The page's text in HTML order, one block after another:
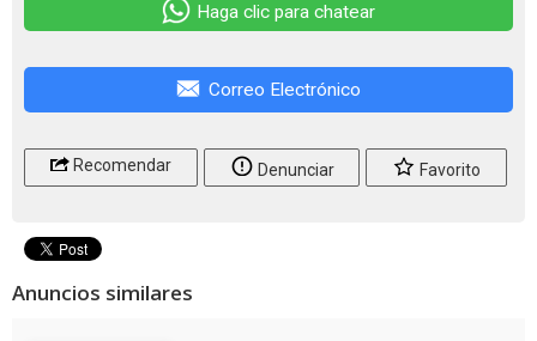
Haga clic para chatear
Correo Electrónico
Recomendar Denunciar Favorito
Anuncios similares